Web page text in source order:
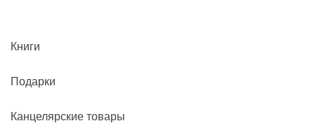
Книги
Подарки
Канцелярские товары